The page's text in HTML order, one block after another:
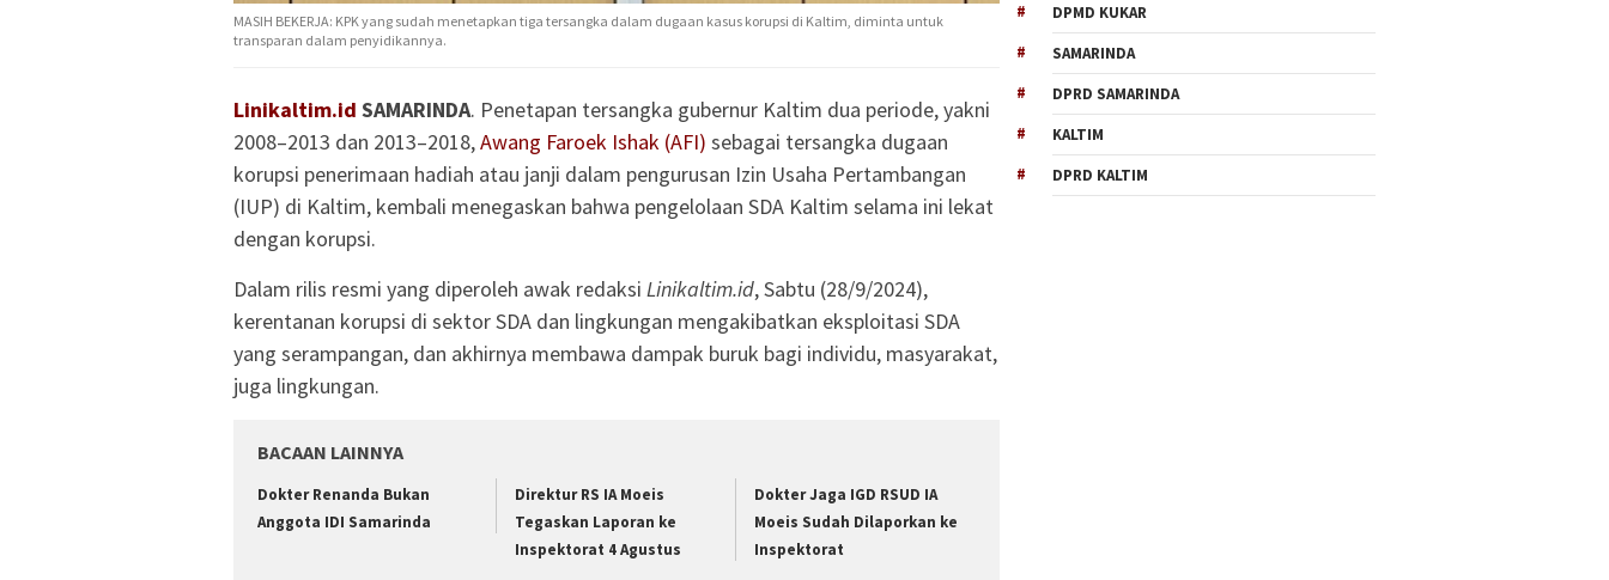
MASIH BEKERJA: KPK yang sudah menetapkan tiga tersangka dalam dugaan kasus korupsi di Kaltim, diminta untuk
transparan dalam penyidikannya.
Linikaltim.id SAMARINDA. Penetapan tersangka gubernur Kaltim dua periode, yakni
2008–2013 dan 2013–2018,Awang Faroek Ishak (AFI) sebagai tersangka dugaan
korupsi penerimaan hadiah atau janji dalam pengurusan Izin Usaha Pertambangan
(IUP) di Kaltim, kembali menegaskan bahwa pengelolaan SDA Kaltim selama ini lekat
dengan korupsi.
Dalam rilis resmi yang diperoleh awak redaksi Linikaltim.id, Sabtu (28/9/2024),
kerentanan korupsi di sektor SDA dan lingkungan mengakibatkan eksploitasi SDA
yang serampangan, dan akhirnya membawa dampak buruk bagi individu, masyarakat,
juga lingkungan.
BACAAN LAINNYA
Dokter Renanda Bukan
Anggota IDI Samarinda
Direktur RS IA Moeis
Tegaskan Laporan ke
Inspektorat 4 Agustus
Dokter Jaga IGD RSUD IA
Moeis Sudah Dilaporkan ke
Inspektorat
DPMD KUKAR
SAMARINDA
DPRD SAMARINDA
KALTIM
DPRD KALTIM